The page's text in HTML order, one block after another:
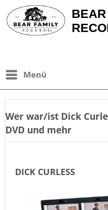
Menü
Wer war/ist Dick
DVD und mehr
DICK CURLESS